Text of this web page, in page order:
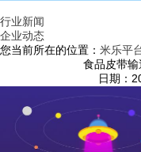
行业新闻
企业动态
您当前所在的位置： 米乐平
食品皮带
日期：